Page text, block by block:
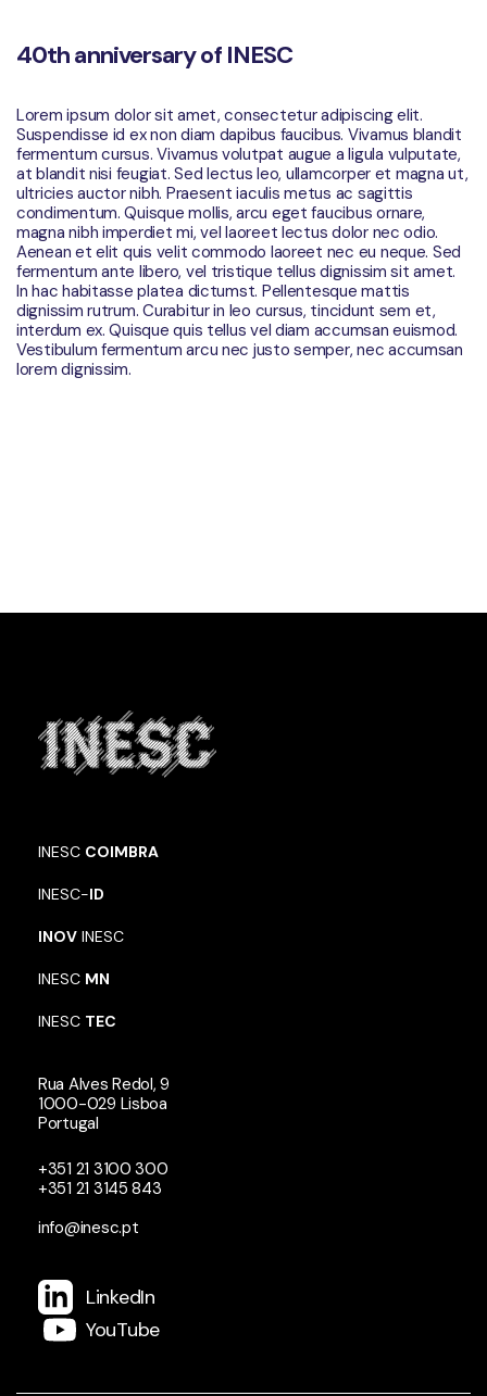
40th anniversary of INESC
Lorem ipsum dolor sit amet, consectetur adipiscing elit.
Suspendisse id ex non diam dapibus faucibus. Vivamus blandit
fermentum cursus. Vivamus volutpat augue a ligula vulputate,
at blandit nisi feugiat. Sed lectus leo, ullamcorper et magna ut,
ultricies auctor nibh. Praesent iaculis metus ac sagittis
condimentum. Quisque mollis, arcu eget faucibus ornare,
magna nibh imperdiet mi, vel laoreet lectus dolor nec odio.
Aenean et elit quis velit commodo laoreet nec eu neque. Sed
fermentum ante libero, vel tristique tellus dignissim sit amet.
In hac habitasse platea dictumst. Pellentesque mattis
dignissim rutrum. Curabitur in leo cursus, tincidunt sem et,
interdum ex. Quisque quis tellus vel diam accumsan euismod.
Vestibulum fermentum arcu nec justo semper, nec accumsan
lorem dignissim.
INESC COIMBRA
INESC-ID
INOV INESC
INESC MN
INESC TEC
Rua Alves Redol, 9
1000-029 Lisboa
Portugal
+351 21 3100 300
+351 21 3145 843
info@inesc.pt
LinkedIn
YouTube